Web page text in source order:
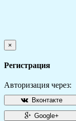
×
Регистрация
Авторизация через:
Вконтакте
Google+